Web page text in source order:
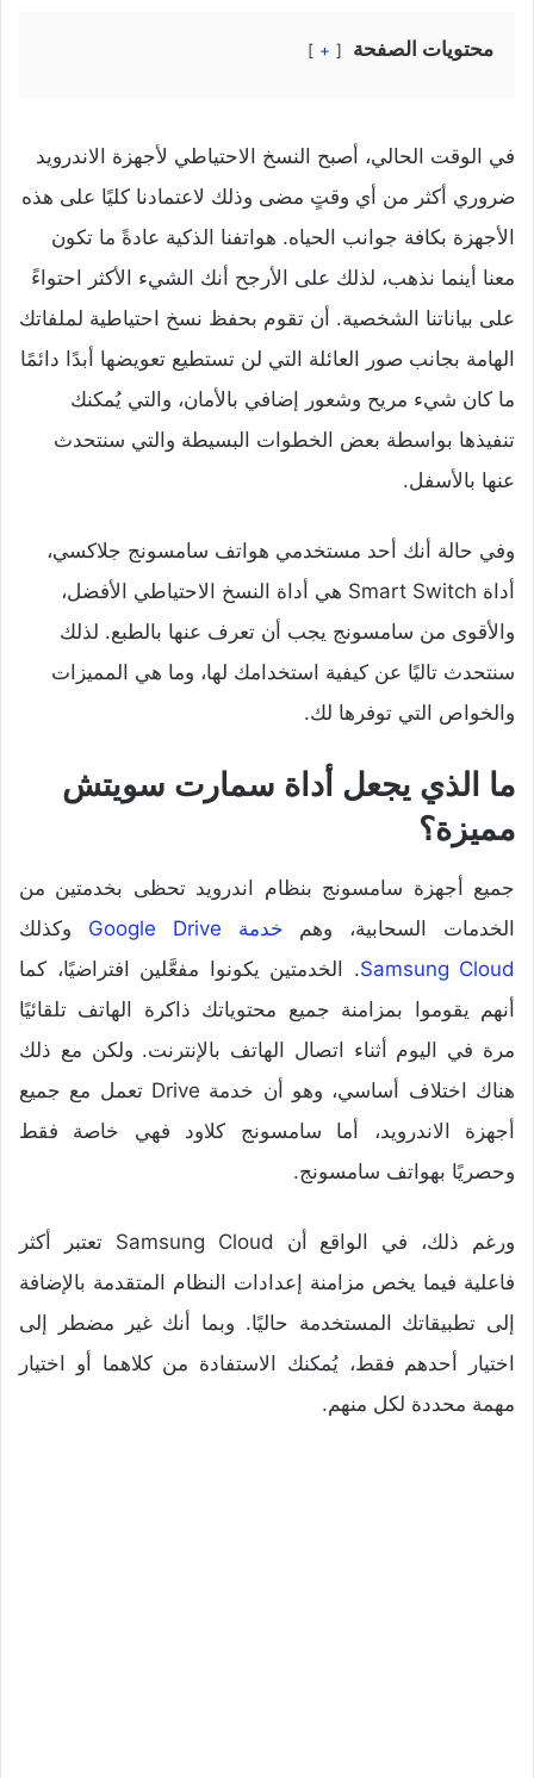
محتويات الصفحة +
في الوقت الحالي، أصبح النسخ الاحتياطي لأجهزة الاندرويد
ضروري أكثر من أي وقتٍ مضى وذلك لاعتمادنا كليًا على هذه
الأجهزة بكافة جوانب الحياه. هواتفنا الذكية عادةً ما تكون
معنا أينما نذهب، لذلك على الأرجح أنك الشيء الأكثر احتواءً
على بياناتنا الشخصية. أن تقوم بحفظ نسخ احتياطية لملفاتك
الهامة بجانب صور العائلة التي لن تستطيع تعويضها أبدًا دائمًا
ما كان شيء مريح وشعور إضافي بالأمان، والتي يُمكنك
تنفيذها بواسطة بعض الخطوات البسيطة والتي سنتحدث
عنها بالأسفل.
وفي حالة أنك أحد مستخدمي هواتف سامسونج جلاكسي،
أداة Smart Switch هي أداة النسخ الاحتياطي الأفضل،
والأقوى من سامسونج يجب أن تعرف عنها بالطبع. لذلك
سنتحدث تاليًا عن كيفية استخدامك لها، وما هي المميزات
والخواص التي توفرها لك.
ما الذي يجعل أداة سمارت سويتش
مميزة؟
جميع أجهزة سامسونج بنظام اندرويد تحظى بخدمتين من
الخدمات السحابية، وهم خدمة Google Drive
وكذلك
Samsung Cloud. الخدمتين يكونوا مفعَّلين افتراضيًا، كما
أنهم يقوموا بمزامنة جميع محتوياتك ذاكرة الهاتف تلقائيًا
مرة في اليوم أثناء اتصال الهاتف بالإنترنت. ولكن مع ذلك
هناك اختلاف أساسي، وهو أن خدمة Drive تعمل مع جميع
أجهزة الاندرويد، أما سامسونج كلاود فهي خاصة فقط
وحصريًا بهواتف سامسونج.
ورغم ذلك، في الواقع أن Samsung Cloud تعتبر أكثر
فاعلية فيما يخص مزامنة إعدادات النظام المتقدمة بالإضافة
إلى تطبيقاتك المستخدمة حاليًا. وبما أنك غير مضطر إلى
اختيار أحدهم فقط، يُمكنك الاستفادة من كلاهما أو اختيار
مهمة محددة لكل منهم.